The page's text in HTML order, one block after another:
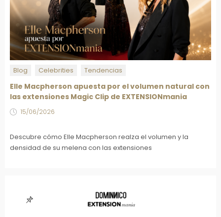
Blog Celebrities Tendencias
Elle Macpherson apuesta por el volumen natural con
las extensiones Magic Clip de EXTENSIONmania
15/06/2026
Descubre cómo Elle Macpherson realza el volumen y la
densidad de su melena con las extensiones